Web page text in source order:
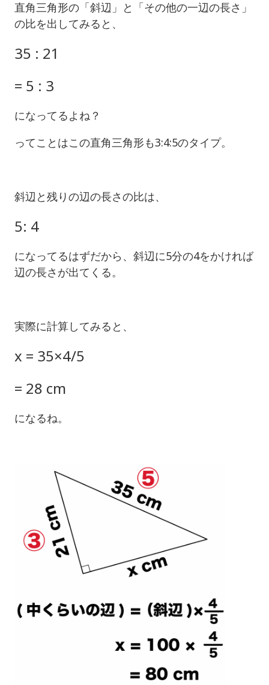
直角三角形の「斜辺」と「その他の一辺の長さ」
の比を出してみると、
35 : 21
= 5 : 3
になってるよね？
ってことはこの直角三角形も3:4:5のタイプ。
斜辺と残りの辺の長さの比は、
5: 4
になってるはずだから、斜辺に5分の4をかければ
辺の長さが出てくる。
実際に計算してみると、
x = 35×4/5
= 28 cm
になるね。